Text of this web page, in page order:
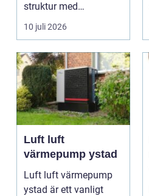
struktur med
screenmarkisens
smarta solskydd....
10 juli 2026
Luft luft
värmepump ystad
Luft luft värmepump
ystad är ett vanligt